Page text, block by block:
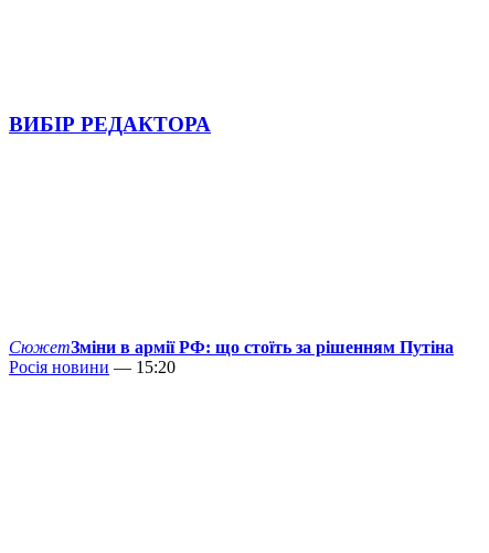
ВИБІР РЕДАКТОРА
СюжетЗміни в армії РФ: що стоїть за рішенням Путіна
Росія новини — 15:20